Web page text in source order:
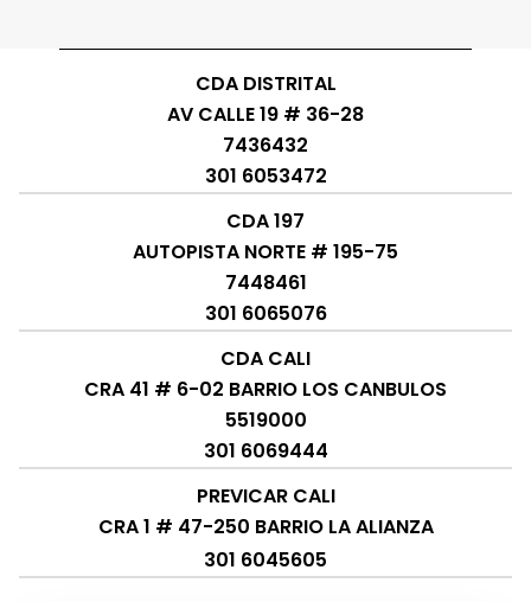
CDA DISTRITAL
AV CALLE 19 # 36-28
7436432
301 6053472
CDA 197
AUTOPISTA NORTE # 195-75
7448461
301 6065076
CDA CALI
CRA 41 # 6-02 BARRIO LOS CANBULOS
5519000
301 6069444
PREVICAR CALI
CRA 1 # 47-250 BARRIO LA ALIANZA
301 6045605